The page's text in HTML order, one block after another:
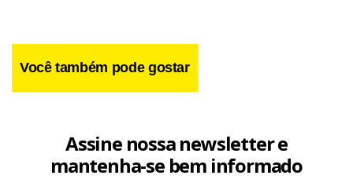
Você também pode gostar
Assine nossa newsletter e
mantenha-se bem informado